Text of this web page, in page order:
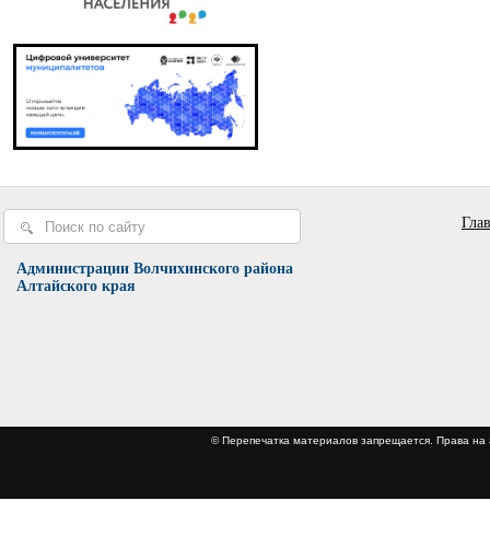
Администрации Волчихинского района
Алтайского края
© Перепечатка материалов запрещается.